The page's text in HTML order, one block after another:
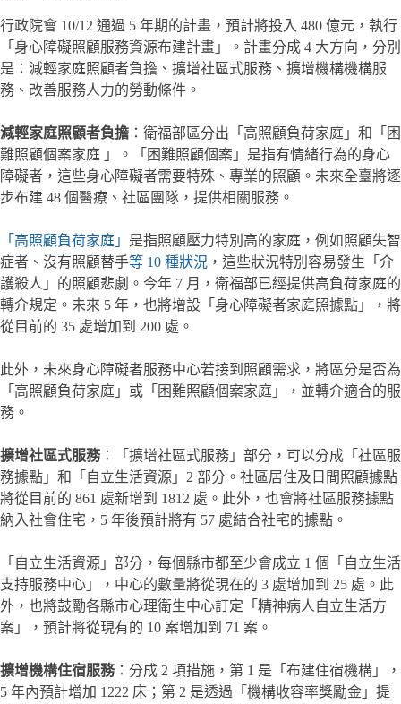
行政院會 10/12 通過 5 年期的計畫，預計將投入 480 億元，執行
「身心障礙照顧服務資源布建計畫」。計畫分成 4 大方向，分別
是：減輕家庭照顧者負擔、擴增社區式服務、擴增機構機構服
務、改善服務人力的勞動條件。
減輕家庭照顧者負擔 ：衛福部區分出「高照顧負荷家庭」和「困
難照顧個案家庭 」。「困難照顧個案」是指有情緒行為的身心
障礙者，這些身心障礙者需要特殊、專業的照顧。未來全臺將逐
步布建 48 個醫療、社區團隊，提供相關服務。
「高照顧負荷家庭」 是指照顧壓力特別高的家庭，例如照顧失智
症者、沒有照顧替手等 10 種狀況 ，這些狀況特別容易發生「介
護殺人」的照顧悲劇。今年 7 月，衛福部已經提供高負荷家庭的
轉介規定。未來 5 年，也將增設「身心障礙者家庭照據點」，將
從目前的 35 處增加到 200 處。
此外，未來身心障礙者服務中心若接到照顧需求，將區分是否為
「高照顧負荷家庭」或「困難照顧個案家庭」，並轉介適合的服
務。
擴增社區式服務：「擴增社區式服務」部分，可以分成「社區服
務據點」和「自立生活資源」2 部分。社區居住及日間照顧據點
將從目前的 861 處新增到 1812 處。此外，也會將社區服務據點
納入社會住宅，5 年後預計將有 57 處結合社宅的據點。
「自立生活資源」部分，每個縣市都至少會成立 1 個「自立生活
支持服務中心」，中心的數量將從現在的 3 處增加到 25 處。此
外，也將鼓勵各縣市心理衛生中心訂定「精神病人自立生活方
案」，預計將從現有的 10 案增加到 71 案。
擴增機構住宿服務：分成 2 項措施，第 1 是「布建住宿機構」，
5 年內預計增加 1222 床；第 2 是透過「機構收容率獎勵金」提